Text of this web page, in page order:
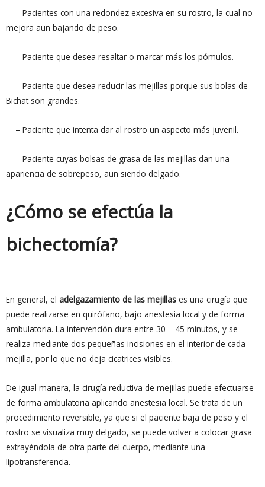
– Pacientes con una redondez excesiva en su rostro, la cual no
mejora aun bajando de peso.
– Paciente que desea resaltar o marcar más los pómulos.
– Paciente que desea reducir las mejillas porque sus bolas de
Bichat son grandes.
– Paciente que intenta dar al rostro un aspecto más juvenil.
– Paciente cuyas bolsas de grasa de las mejillas dan una
apariencia de sobrepeso, aun siendo delgado.
¿Cómo se efectúa la
bichectomía?
En general, el adelgazamiento de las mejillas es una cirugía que
puede realizarse en quirófano, bajo anestesia local y de forma
ambulatoria. La intervención dura entre 30 – 45 minutos, y se
realiza mediante dos pequeñas incisiones en el interior de cada
mejilla, por lo que no deja cicatrices visibles.
De igual manera, la cirugía reductiva de mejiilas puede efectuarse
de forma ambulatoria aplicando anestesia local. Se trata de un
procedimiento reversible, ya que si el paciente baja de peso y el
rostro se visualiza muy delgado, se puede volver a colocar grasa
extrayéndola de otra parte del cuerpo, mediante una
lipotransferencia.